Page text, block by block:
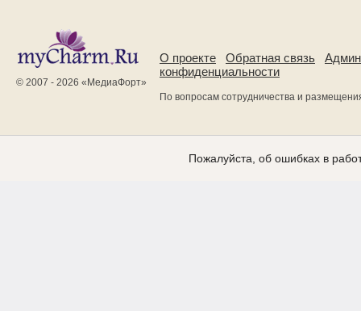
© 2007 - 2026 « МедиаФорт»
О проекте Обратная связь
конфиденциальности
По вопросам сотрудничества и
Пожалуйста, об ошибках в